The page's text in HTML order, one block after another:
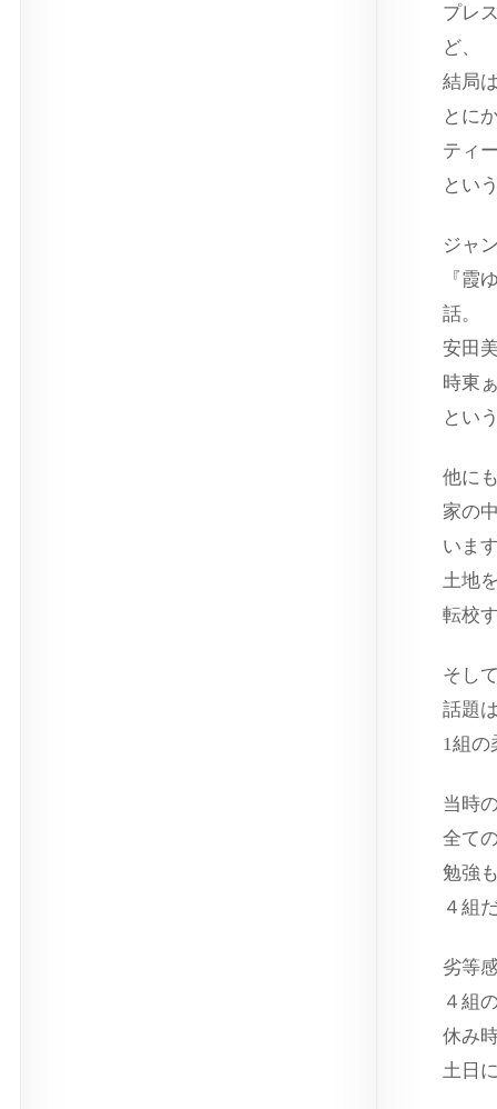
プレ
ど、
結局
とに
ティ
とい
ジャ
『霞
話。
安田
時東
とい
他に
家の
いま
土地
転校
そし
話題
1組の
当時
全て
勉強
４組
劣等
４組
休み
土日